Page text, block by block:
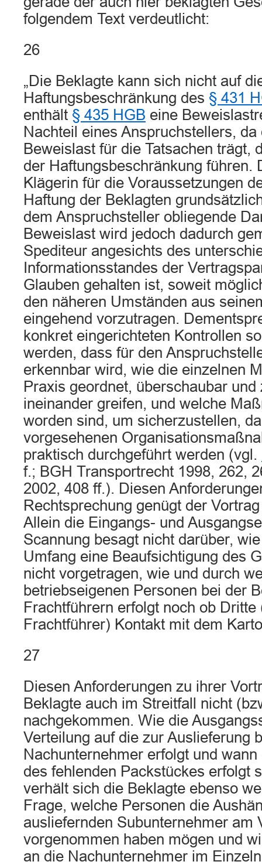
folgendem Text verdeutlicht:
26
„Die Beklagte kann sich nicht auf
Haftungsbeschränkung des § 431
enthält § 435 HGB eine
Nachteil eines Anspruchstellers, da
Beweislast für die Tatsachen trägt,
der Haftungsbeschränkung führen.
Klägerin für die Voraussetzungen
Haftung der Beklagten
dem Anspruchsteller obliegende
Beweislast wird jedoch dadurch
Spediteur angesichts des
Informationsstandes der
Glauben gehalten ist, soweit
den näheren Umständen aus
eingehend vorzutragen.
konkret eingerichteten Kontrollen
werden, dass für den
erkennbar wird, wie die einzelnen
Praxis geordnet, überschaubar
ineinander greifen, und welche
worden sind, um sicherzustellen,
vorgesehenen
praktisch durchgeführt werden (vgl.
f.; BGH Transportrecht 1998, 262,
2002, 408 ff.). Diesen
Rechtsprechung genügt der
Allein die Eingangs- und
Scannung besagt nicht darüber,
Umfang eine Beaufsichtigung des
nicht vorgetragen, wie und durch
betriebseigenen Personen bei der
Frachtführern erfolgt noch ob Dritte
Frachtführer) Kontakt mit dem
27
Diesen Anforderungen zu ihrer
Beklagte auch im Streitfall nicht
nachgekommen. Wie die
Verteilung auf die zur Auslieferung
Nachunternehmer erfolgt und
des fehlenden Packstückes erfolgt
verhält sich die Beklagte ebenso
Frage, welche Personen die
ausliefernden Subunternehmer am
vorgenommen haben mögen und
an die Nachunternehmer im